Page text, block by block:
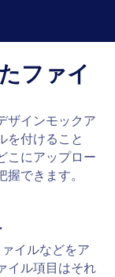
ファイ
ザインモックア
を付けること
こにアップロー
できます。
イルなどをア
イル項目はそれ